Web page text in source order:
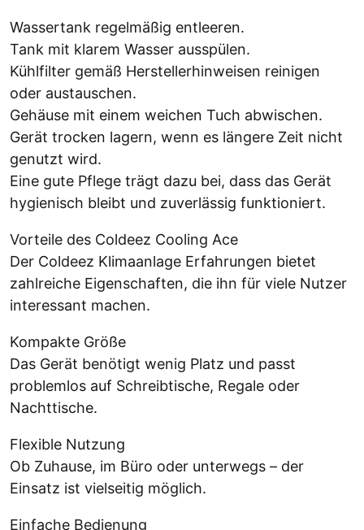
Wassertank regelmäßig entleeren.
Tank mit klarem Wasser ausspülen.
Kühlfilter gemäß Herstellerhinweisen reinigen
oder austauschen.
Gehäuse mit einem weichen Tuch abwischen.
Gerät trocken lagern, wenn es längere Zeit nicht
genutzt wird.
Eine gute Pflege trägt dazu bei, dass das Gerät
hygienisch bleibt und zuverlässig funktioniert.
Vorteile des Coldeez Cooling Ace
Der Coldeez Klimaanlage Erfahrungen bietet
zahlreiche Eigenschaften, die ihn für viele Nutzer
interessant machen.
Kompakte Größe
Das Gerät benötigt wenig Platz und passt
problemlos auf Schreibtische, Regale oder
Nachttische.
Flexible Nutzung
Ob Zuhause, im Büro oder unterwegs – der
Einsatz ist vielseitig möglich.
Einfache Bedienung